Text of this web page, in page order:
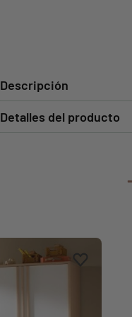
Descripción
Detalles del producto
Aggiungi
borrar